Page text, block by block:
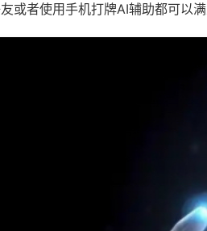
或者使用手机打牌AI辅助都可以满